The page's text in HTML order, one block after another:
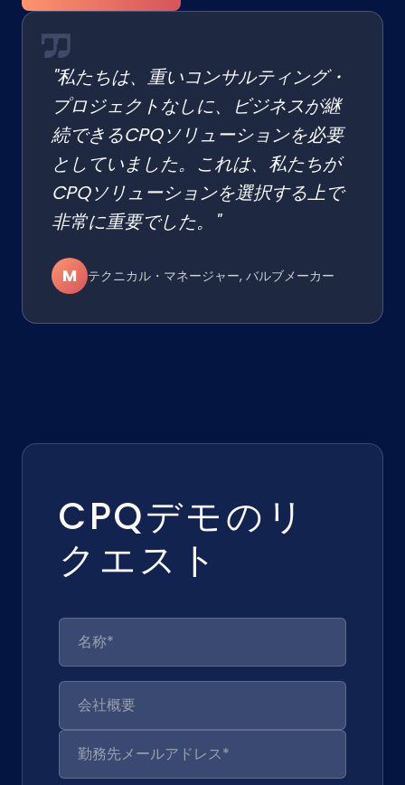
"私たちは、重いコンサルティング・
プロジェクトなしに、ビジネスが継
続できるCPQソリューションを必要
としていました。これは、私たちが
CPQソリューションを選択する上で
非常に重要でした。"
M テクニカル・マネージャー, バルブメーカー
CPQデモのリ
クエスト